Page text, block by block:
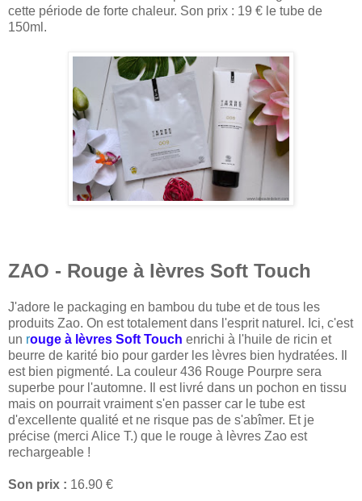
cette période de forte chaleur. Son prix : 19 € le tube de
150ml.
ZAO - Rouge à lèvres Soft Touch
J'adore le packaging en bambou du tube et de tous les
produits Zao. On est totalement dans l'esprit naturel. Ici, c'est
un rouge à lèvres Soft Touch enrichi à l'huile de ricin et
beurre de karité bio pour garder les lèvres bien hydratées. Il
est bien pigmenté. La couleur 436 Rouge Pourpre sera
superbe pour l'automne. Il est livré dans un pochon en tissu
mais on pourrait vraiment s'en passer car le tube est
d'excellente qualité et ne risque pas de s'abîmer. Et je
précise (merci Alice T.) que le rouge à lèvres Zao est
rechargeable !
Son prix : 16.90 €